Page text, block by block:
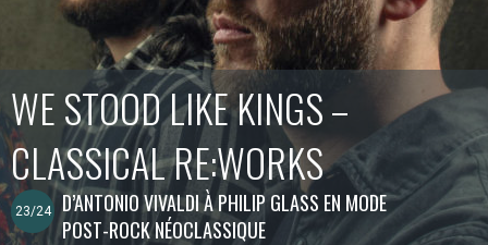
WE STOOD LIKE KINGS –
CLASSICAL RE:WORKS
23/24
D’ANTONIO VIVALDI À PHILIP GLASS EN MODE
POST-ROCK NÉOCLASSIQUE